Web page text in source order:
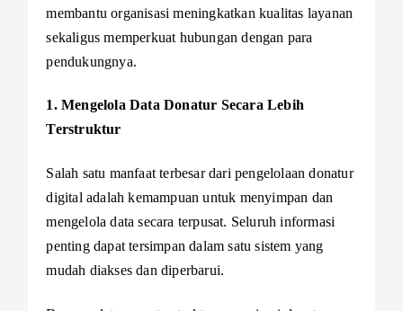
membantu organisasi meningkatkan kualitas layanan
sekaligus memperkuat hubungan dengan para
pendukungnya.
1. Mengelola Data Donatur Secara Lebih
Terstruktur
Salah satu manfaat terbesar dari pengelolaan donatur
digital adalah kemampuan untuk menyimpan dan
mengelola data secara terpusat. Seluruh informasi
penting dapat tersimpan dalam satu sistem yang
mudah diakses dan diperbarui.